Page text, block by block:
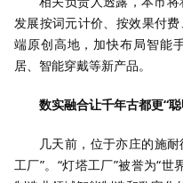
发展按词元计价、按效果付
端原创高地，加快布局智能
居、智能穿戴等新产品。
数实融合让千年古都更“聪
几天前，位于亦庄的施
工厂”。“灯塔工厂”被誉为“